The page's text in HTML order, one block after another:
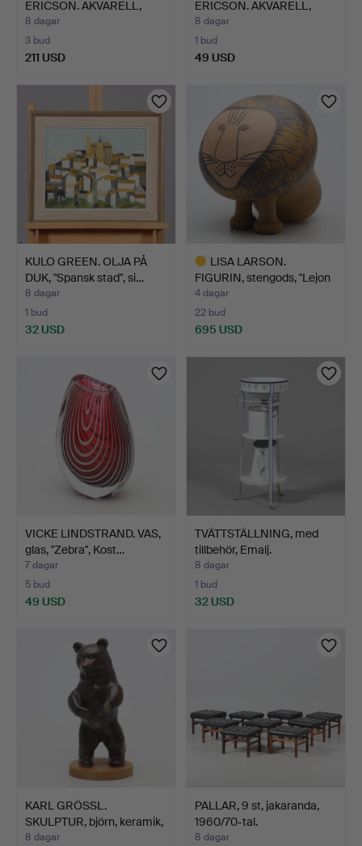
ERICSON. AKVARELL,
segelbåtar…
8 dagar
3 bud
211 USD
ERICSON. AKVARELL,
kustmotiv,…
8 dagar
1 bud
49 USD
KULO GREEN. OLJA PÅ
DUK, "Spansk stad", si…
8 dagar
1 bud
32 USD
LISA LARSON.
FIGURIN, stengods, "Lejon
Max…
4 dagar
22 bud
695 USD
VICKE LINDSTRAND. VAS,
glas, "Zebra", Kost…
7 dagar
5 bud
49 USD
TVÄTTSTÄLLNING, med
tillbehör, Emalj.
8 dagar
1 bud
32 USD
KARL GRÖSSL.
SKULPTUR, björn, keramik,
Rör…
8 dagar
PALLAR, 9 st, jakaranda,
1960/70-tal.
8 dagar